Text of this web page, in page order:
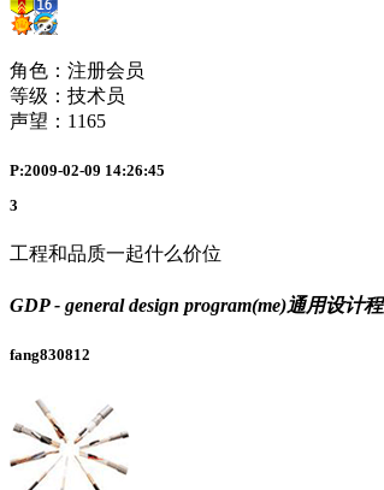
角色：注册会员
等级：技术员
声望： 1165
P:2009-02-09 14:26:45
3
工程和品质一起什么价位
GDP - general design program(me)通用设计
fang830812